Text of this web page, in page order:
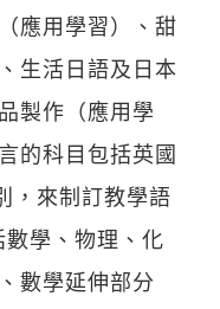
應用學習）、甜
生活日語及日本
製作（應用學
的科目包括英國
，來制訂教學語
學、物理、化
數學延伸部分